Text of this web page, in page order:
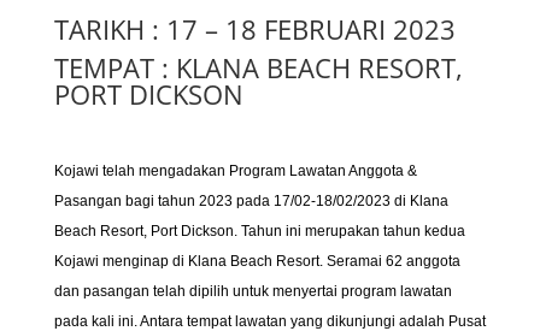
TARIKH : 17 – 18 FEBRUARI 2023
TEMPAT : KLANA BEACH RESORT,
PORT DICKSON
Kojawi telah mengadakan Program Lawatan Anggota &
Pasangan bagi tahun 2023 pada 17/02-18/02/2023 di Klana
Beach Resort, Port Dickson. Tahun ini merupakan tahun kedua
Kojawi menginap di Klana Beach Resort. Seramai 62 anggota
dan pasangan telah dipilih untuk menyertai program lawatan
pada kali ini. Antara tempat lawatan yang dikunjungi adalah Pusat